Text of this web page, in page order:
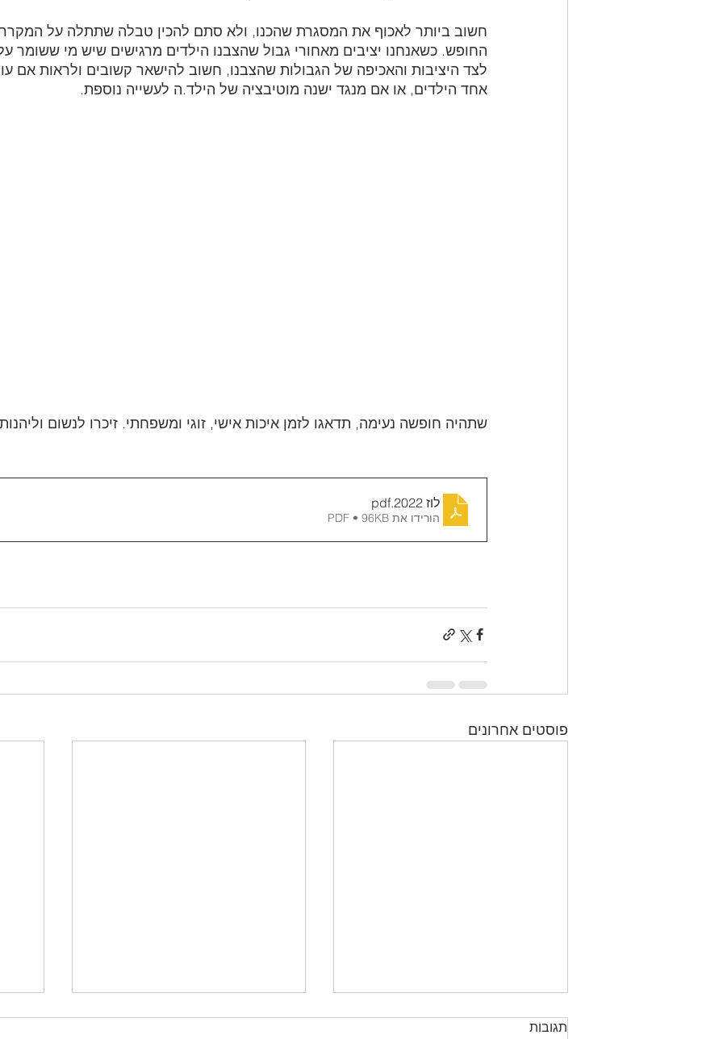
חשוב ביותר לאכוף את המסגרת שהכנו, ולא סתם להכין טבלה שתתלה על
החופש. כשאנחנו יציבים מאחורי גבול שהצבנו הילדים מרגישים שיש מי ששומר
לצד היציבות והאכיפה של הגבולות שהצבנו, חשוב להישאר קשובים ולראות אם
אחד הילדים, או אם מנגד ישנה מוטיבציה של הילד.ה לעשייה נוספת.
שתהיה חופשה נעימה, תדאגו לזמן איכות אישי, זוגי ומשפחתי. זיכרו לנשום
לוז 2022 .pdf
הורידו את PDF • 96KB
פוסטים אחרונים
תגובות